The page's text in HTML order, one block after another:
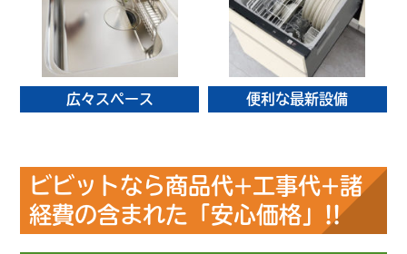
広々スペース 便利な最新設備
ビビットなら商品代+工事代+諸
経費の含まれた「安心価格」!!